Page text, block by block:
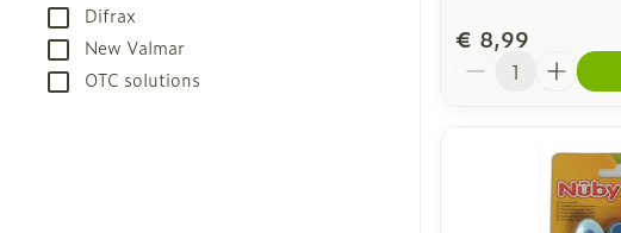
Difrax
New Valmar
OTC solutions
€ 8,99
Aantal